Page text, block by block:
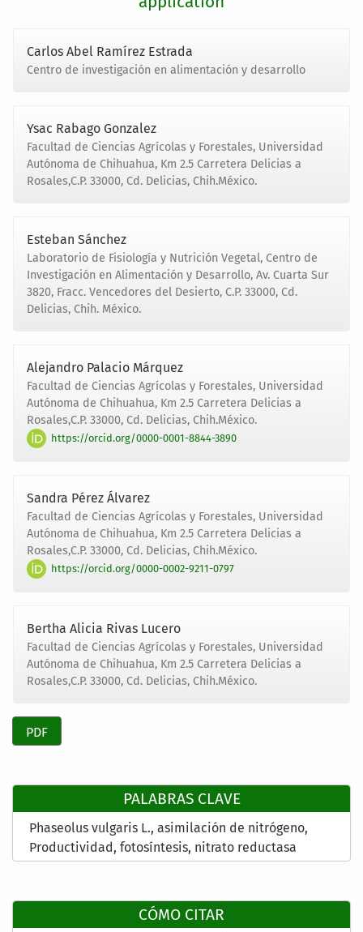
Carlos Abel Ramírez Estrada
Centro de investigación en alimentación y desarrollo
Ysac Rabago Gonzalez
Facultad de Ciencias Agrícolas y Forestales, Universidad
Autónoma de Chihuahua, Km 2.5 Carretera Delicias a
Rosales,C.P. 33000, Cd. Delicias, Chih.México.
Esteban Sánchez
Laboratorio de Fisiología y Nutrición Vegetal, Centro de
Investigación en Alimentación y Desarrollo, Av. Cuarta Sur
3820, Fracc. Vencedores del Desierto, C.P. 33000, Cd.
Delicias, Chih. México.
Alejandro Palacio Márquez
Facultad de Ciencias Agrícolas y Forestales, Universidad
Autónoma de Chihuahua, Km 2.5 Carretera Delicias a
Rosales,C.P. 33000, Cd. Delicias, Chih.México.
https://orcid.org/0000-0001-8844-3890
Sandra Pérez Álvarez
Facultad de Ciencias Agrícolas y Forestales, Universidad
Autónoma de Chihuahua, Km 2.5 Carretera Delicias a
Rosales,C.P. 33000, Cd. Delicias, Chih.México.
https://orcid.org/0000-0002-9211-0797
Bertha Alicia Rivas Lucero
Facultad de Ciencias Agrícolas y Forestales, Universidad
Autónoma de Chihuahua, Km 2.5 Carretera Delicias a
Rosales,C.P. 33000, Cd. Delicias, Chih.México.
PDF
PALABRAS CLAVE
Phaseolus vulgaris L. asimilación de nitrógeno
Productividad fotosíntesis nitrato reductasa
CÓMO CITAR